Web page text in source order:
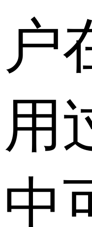
户
用
中